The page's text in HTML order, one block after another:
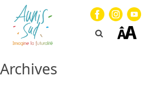
Archives